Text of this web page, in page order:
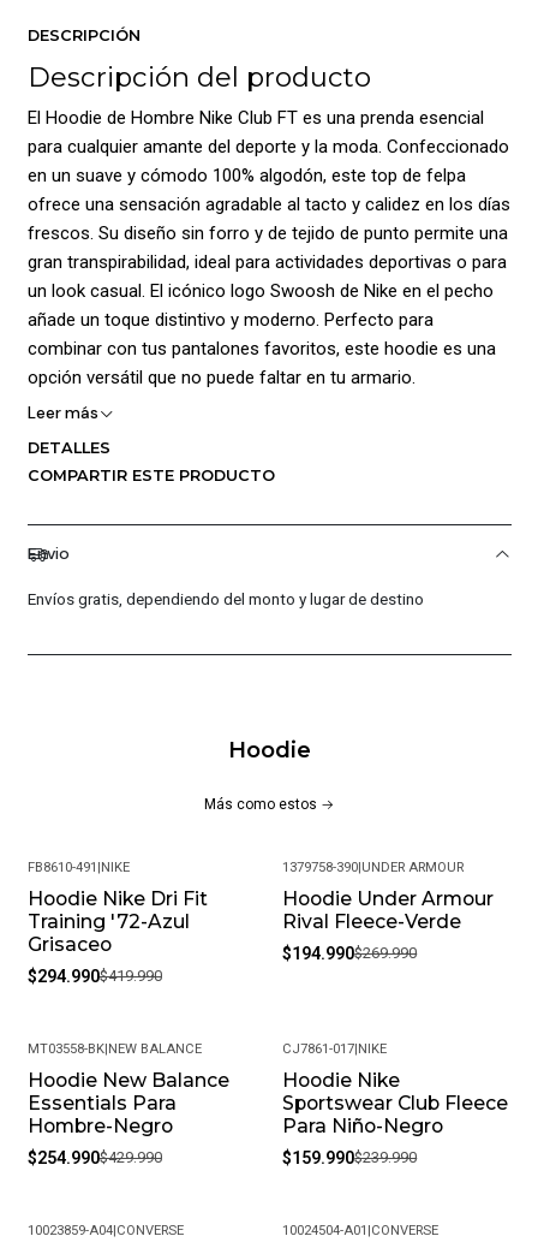
DESCRIPCIÓN
Descripción del producto
El Hoodie de Hombre Nike Club FT es una prenda esencial
para cualquier amante del deporte y la moda. Confeccionado
en un suave y cómodo 100% algodón, este top de felpa
ofrece una sensación agradable al tacto y calidez en los días
frescos. Su diseño sin forro y de tejido de punto permite una
gran transpirabilidad, ideal para actividades deportivas o para
un look casual. El icónico logo Swoosh de Nike en el pecho
añade un toque distintivo y moderno. Perfecto para
combinar con tus pantalones favoritos, este hoodie es una
opción versátil que no puede faltar en tu armario.
Leer más
DETALLES
COMPARTIR ESTE PRODUCTO
Envio
Envíos gratis, dependiendo del monto y lugar de destino
Hoodie
Más como estos
-30%
FB8610-491 NIKE
Hoodie Nike Dri Fit
Training '72-Azul
Grisaceo
$294.990$419.990
-28%
1379758-390 UNDER ARMOUR
Hoodie Under Armour
Rival Fleece-Verde
$194.990$269.990
-41%
MT03558-BK| NEW BALANCE
Hoodie New Balance
Essentials Para
Hombre-Negro
$254.990$429.990
-33%
CJ7861-017 NIKE
Hoodie Nike
Sportswear Club Fleece
Para Niño-Negro
$159.990$239.990
10023859-A04| CONVERSE 10024504-A01 CONVERSE